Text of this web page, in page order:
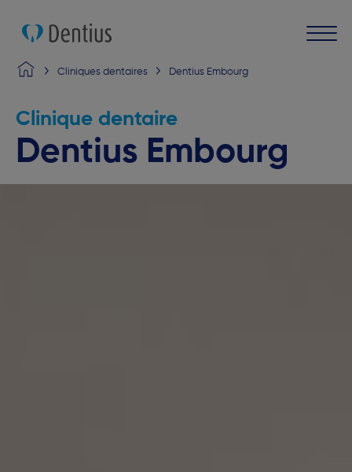
Cliniques dentaires Dentius Embourg
Clinique dentaire
Dentius Embourg